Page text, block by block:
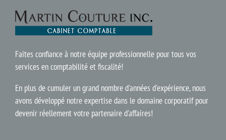
Faites confiance à notre équipe professionnelle pour tous vos
services en comptabilité et fiscalité!
En plus de cumuler un grand nombre d'années d'expérience, nous
avons développé notre expertise dans le domaine corporatif pour
devenir réellement votre partenaire d'affaires!